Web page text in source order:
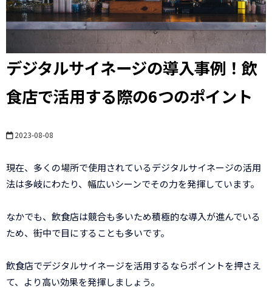
デジタルサイネージの導入事例！飲
食店で活用する際の6つのポイント
2023-08-08
現在、多くの場所で使用されているデジタルサイネージの活用
法は多岐にわたり、幅広いシーンでその力を発揮しています。
なかでも、飲食店は競合も多いため積極的な導入が進んでいる
ため、街中で目にすることも多いです。
飲食店でデジタルサイネージを活用するならポイントを押さえ
て、より高い効果を発揮しましょう。